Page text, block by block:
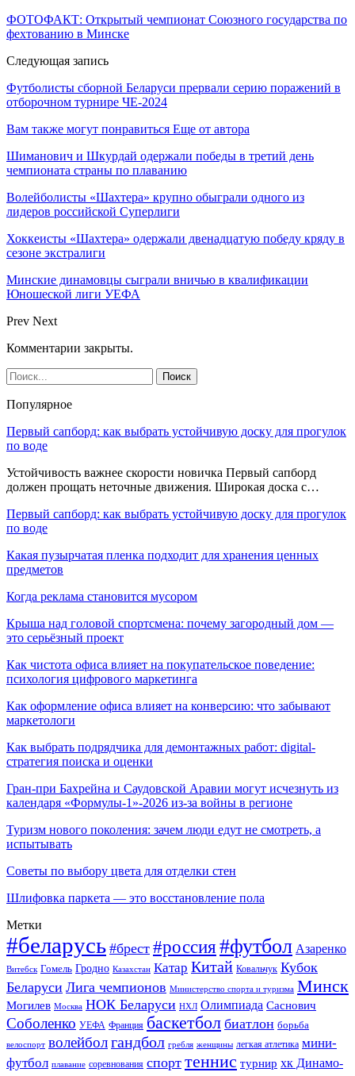
ФОТОФАКТ: Открытый чемпионат Союзного государства по
фехтованию в Минске
Следующая запись
Футболисты сборной Беларуси прервали серию поражений в
отборочном турнире ЧЕ-2024
Вам также могут понравиться Еще от автора
Шиманович и Шкурдай одержали победы в третий день
чемпионата страны по плаванию
Волейболисты «Шахтера» крупно обыграли одного из
лидеров российской Суперлиги
Хоккеисты «Шахтера» одержали двенадцатую победу кряду в
сезоне экстралиги
Минские динамовцы сыграли вничью в квалификации
Юношеской лиги УЕФА
Prev Next
Комментарии закрыты.
Популярное
Первый сапборд: как выбрать устойчивую доску для прогулок
по воде
Устойчивость важнее скорости новичка Первый сапборд
должен прощать неточные движения. Широкая доска с…
Первый сапборд: как выбрать устойчивую доску для прогулок
по воде
Какая пузырчатая пленка подходит для хранения ценных
предметов
Когда реклама становится мусором
Крыша над головой спортсмена: почему загородный дом —
это серьёзный проект
Как чистота офиса влияет на покупательское поведение:
психология цифрового маркетинга
Как оформление офиса влияет на конверсию: что забывают
маркетологи
Как выбрать подрядчика для демонтажных работ: digital-
стратегия поиска и оценки
Гран-при Бахрейна и Саудовской Аравии могут исчезнуть из
календаря «Формулы-1»-2026 из-за войны в регионе
Туризм нового поколения: зачем люди едут не смотреть, а
испытывать
Советы по выбору цвета для отделки стен
Шлифовка паркета — это восстановление пола
Метки
#беларусь #брест #россия#футбол Азаренко
Витебск Гомель Гродно Казахстан Катар Китай Ковальчук Кубок
Беларуси Лига чемпионов Министерство спорта и туризма Минск
Могилев Москва НОК Беларуси НХЛ Олимпиада Саснович
Соболенко УЕФА Франция баскетбол биатлон борьба
велоспорт волейболгандбол гребля женщины легкая атлетика мини-
футбол плавание соревнования спорт теннис турнир хк Динамо-